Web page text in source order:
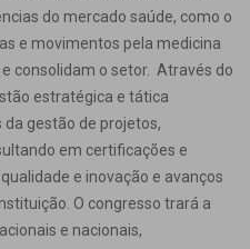
do mercado saúde, como o
e movimentos pela medicina
consolidam o setor. Através do
estratégica e tática
gestão de projetos,
em certificações e
e inovação e avanços
O congresso trará a
e nacionais,